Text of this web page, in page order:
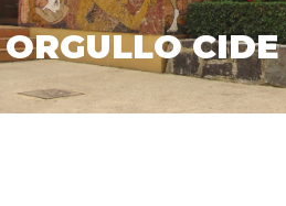
ORGULLO CIDE